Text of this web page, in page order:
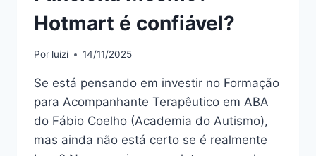
Hotmart é confiável?
Por luizi 14/11/2025
Se está pensando em investir no Formação
para Acompanhante Terapêutico em ABA
do Fábio Coelho (Academia do Autismo),
mas ainda não está certo se é realmente